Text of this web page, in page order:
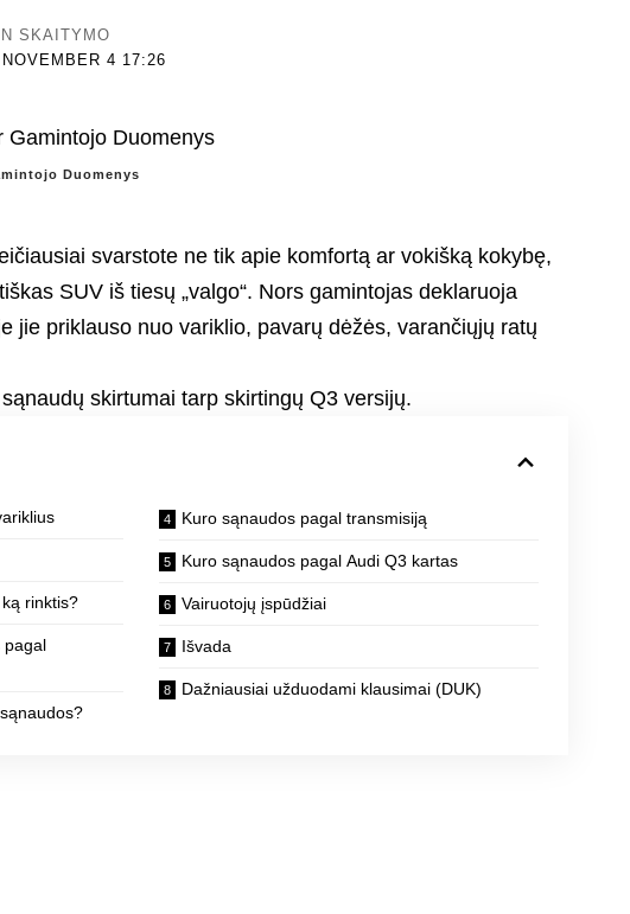
4 17:26
SKAITYMO
Duomenys
svarstote ne tik apie komfortą ar vokišką kokybę,
SUV iš tiesų „valgo“. Nors gamintojas deklaruoja
jie priklauso nuo variklio, pavarų dėžės, varančiųjų ratų
skirtumai tarp skirtingų Q3 versijų.
rinktis?
pagal
Kuro sąnaudos pagal transmisiją
Kuro sąnaudos pagal Audi Q3 kartas
Vairuotojų įspūdžiai
Išvada
Dažniausiai užduodami klausimai (DUK)